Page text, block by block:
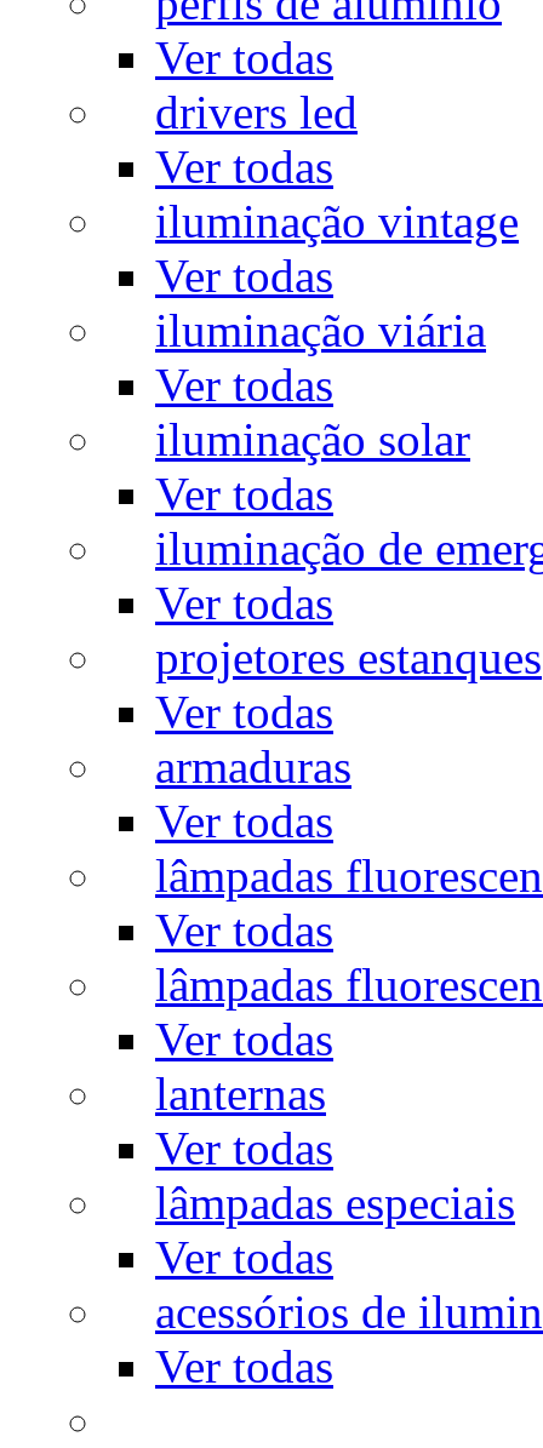
Ver todas
drivers led
Ver todas
iluminação vintage
Ver todas
iluminação viária
Ver todas
iluminação solar
Ver todas
iluminação de
Ver todas
projetores estanques
Ver todas
armaduras
Ver todas
lâmpadas
Ver todas
lâmpadas
Ver todas
lanternas
Ver todas
lâmpadas especiais
Ver todas
acessórios de
Ver todas